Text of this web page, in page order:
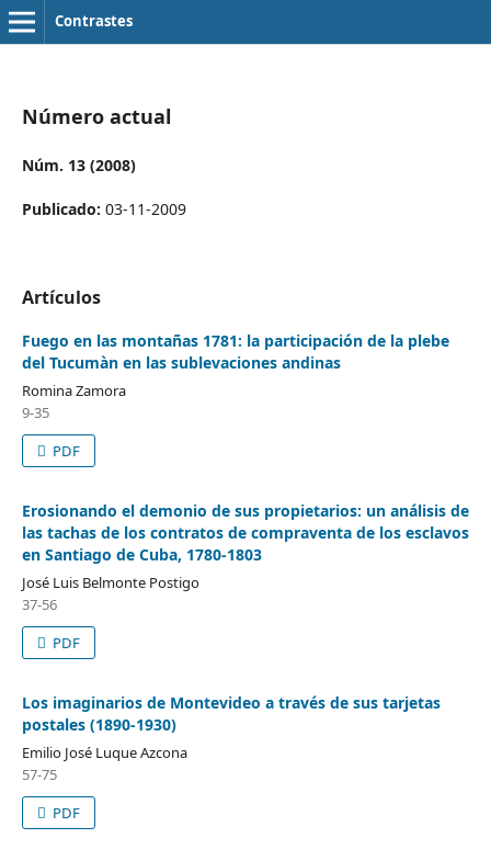
Contrastes
Número actual
Núm. 13 (2008)
Publicado: 03-11-2009
Artículos
Fuego en las montañas 1781: la participación de la plebe
del Tucumàn en las sublevaciones andinas
Romina Zamora
9-35
PDF
Erosionando el demonio de sus propietarios: un análisis de
las tachas de los contratos de compraventa de los esclavos
en Santiago de Cuba, 1780-1803
José Luis Belmonte Postigo
37-56
PDF
Los imaginarios de Montevideo a través de sus tarjetas
postales (1890-1930)
Emilio José Luque Azcona
57-75
PDF